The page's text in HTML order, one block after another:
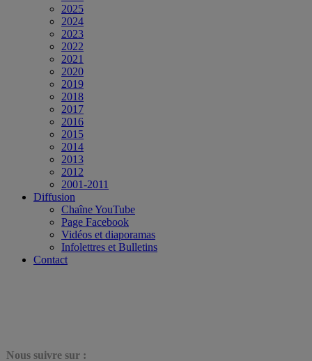
2025
2024
2023
2022
2021
2020
2019
2018
2017
2016
2015
2014
2013
2012
2001-2011
Diffusion
Chaîne YouTube
Page Facebook
Vidéos et diaporamas
Infolettres et Bulletins
Contact
Nous suivre sur :